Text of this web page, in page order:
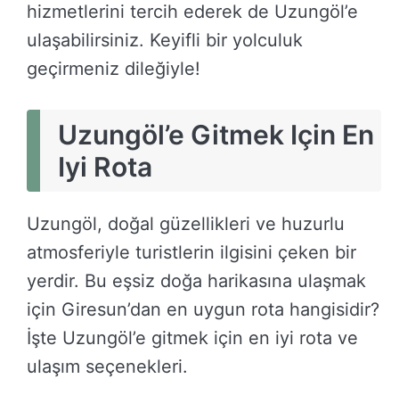
hizmetlerini tercih ederek de Uzungöl’e
ulaşabilirsiniz. Keyifli bir yolculuk
geçirmeniz dileğiyle!
Uzungöl’e Gitmek Için En
Iyi Rota
Uzungöl, doğal güzellikleri ve huzurlu
atmosferiyle turistlerin ilgisini çeken bir
yerdir. Bu eşsiz doğa harikasına ulaşmak
için Giresun’dan en uygun rota hangisidir?
İşte Uzungöl’e gitmek için en iyi rota ve
ulaşım seçenekleri.